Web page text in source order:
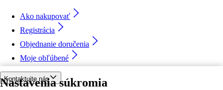
Nastavenia súkromia
Ako nakupovať
Registrácia
Objednanie doručenia
Moje obľúbené
Kontaktujte nás